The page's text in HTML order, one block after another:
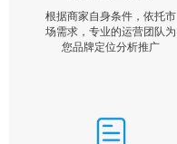
根据商家自身条件，依托市
场需求，专业的运营团队为
您品牌定位分析推广